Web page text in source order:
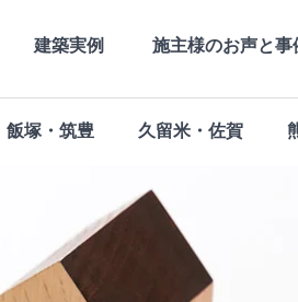
建築実例 施主様のお声と事
高品質
社長メッセージ
飯塚・筑豊 久留米・佐賀